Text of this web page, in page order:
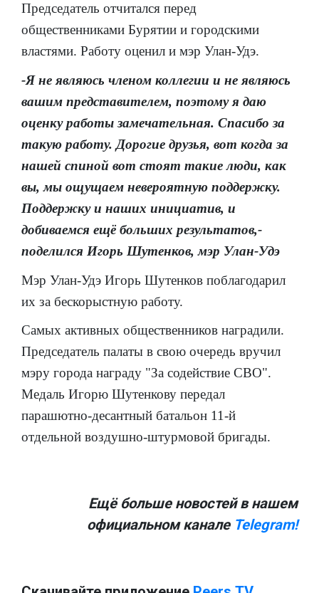
Председатель отчитался перед
общественниками Бурятии и городскими
властями. Работу оценил и мэр Улан-Удэ.
-Я не являюсь членом коллегии и не являюсь
вашим представителем, поэтому я даю
оценку работы замечательная. Спасибо за
такую работу. Дорогие друзья, вот когда за
нашей спиной вот стоят такие люди, как
вы, мы ощущаем невероятную поддержку.
Поддержку и наших инициатив, и
добиваемся ещё больших результатов,-
поделился Игорь Шутенков, мэр Улан-Удэ
Мэр Улан-Удэ Игорь Шутенков поблагодарил
их за бескорыстную работу.
Самых активных общественников наградили.
Председатель палаты в свою очередь вручил
мэру города награду "За содействие СВО".
Медаль Игорю Шутенкову передал
парашютно-десантный батальон 11-й
отдельной воздушно-штурмовой бригады.
Ещё больше новостей в нашем
официальном канале Telegram!